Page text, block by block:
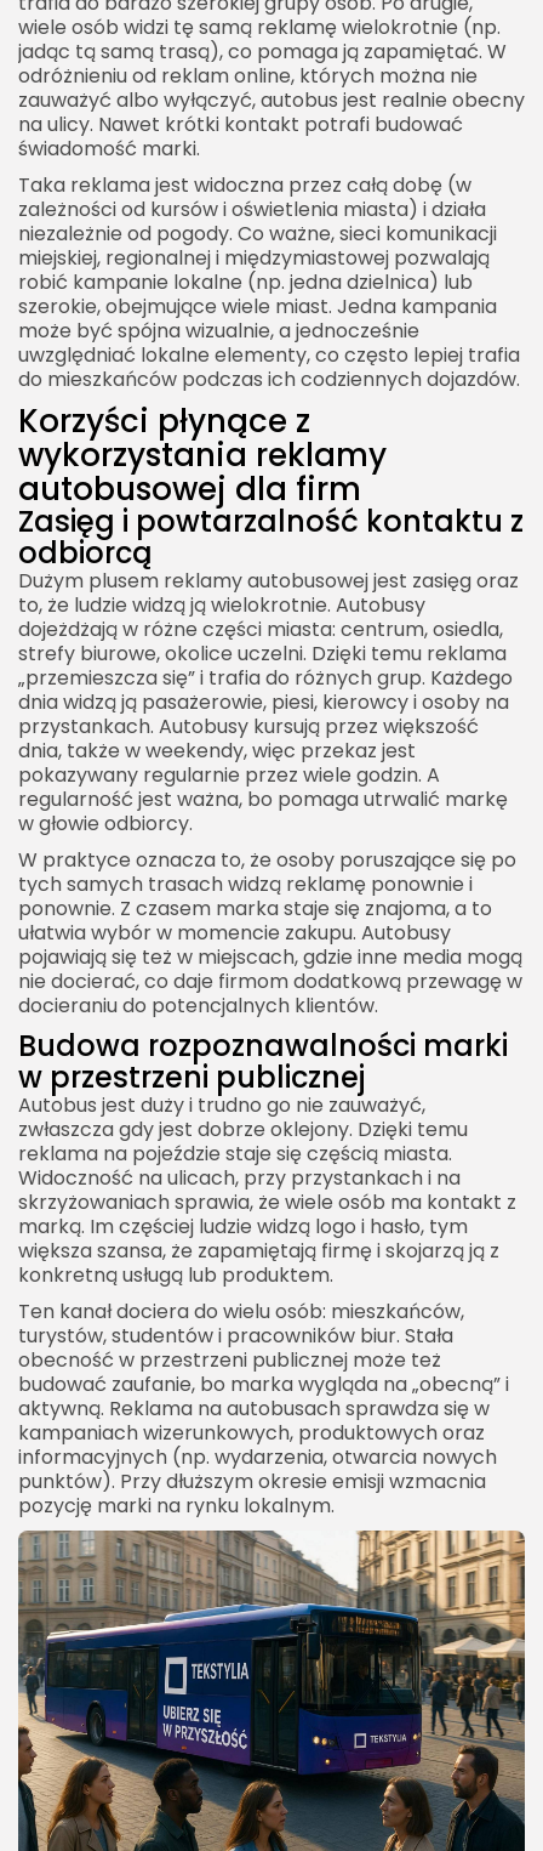
wiele osób widzi tę samą reklamę wielokrotnie (np.
jadąc tą samą trasą), co pomaga ją zapamiętać. W
odróżnieniu od reklam online, których można nie
zauważyć albo wyłączyć, autobus jest realnie obecny
na ulicy. Nawet krótki kontakt potrafi budować
świadomość marki.
Taka reklama jest widoczna przez całą dobę (w
zależności od kursów i oświetlenia miasta) i działa
niezależnie od pogody. Co ważne, sieci komunikacji
miejskiej, regionalnej i międzymiastowej pozwalają
robić kampanie lokalne (np. jedna dzielnica) lub
szerokie, obejmujące wiele miast. Jedna kampania
może być spójna wizualnie, a jednocześnie
uwzględniać lokalne elementy, co często lepiej trafia
do mieszkańców podczas ich codziennych dojazdów.
Korzyści płynące z
wykorzystania reklamy
autobusowej dla firm
Zasięg i powtarzalność kontaktu z
odbiorcą
Dużym plusem reklamy autobusowej jest zasięg oraz
to, że ludzie widzą ją wielokrotnie. Autobusy
dojeżdżają w różne części miasta: centrum, osiedla,
strefy biurowe, okolice uczelni. Dzięki temu reklama
„przemieszcza się” i trafia do różnych grup. Każdego
dnia widzą ją pasażerowie, piesi, kierowcy i osoby na
przystankach. Autobusy kursują przez większość
dnia, także w weekendy, więc przekaz jest
pokazywany regularnie przez wiele godzin. A
regularność jest ważna, bo pomaga utrwalić markę
w głowie odbiorcy.
W praktyce oznacza to, że osoby poruszające się po
tych samych trasach widzą reklamę ponownie i
ponownie. Z czasem marka staje się znajoma, a to
ułatwia wybór w momencie zakupu. Autobusy
pojawiają się też w miejscach, gdzie inne media mogą
nie docierać, co daje firmom dodatkową przewagę w
docieraniu do potencjalnych klientów.
Budowa rozpoznawalności marki
w przestrzeni publicznej
Autobus jest duży i trudno go nie zauważyć,
zwłaszcza gdy jest dobrze oklejony. Dzięki temu
reklama na pojeździe staje się częścią miasta.
Widoczność na ulicach, przy przystankach i na
skrzyżowaniach sprawia, że wiele osób ma kontakt z
marką. Im częściej ludzie widzą logo i hasło, tym
większa szansa, że zapamiętają firmę i skojarzą ją z
konkretną usługą lub produktem.
Ten kanał dociera do wielu osób: mieszkańców,
turystów, studentów i pracowników biur. Stała
obecność w przestrzeni publicznej może też
budować zaufanie, bo marka wygląda na „obecną” i
aktywną. Reklama na autobusach sprawdza się w
kampaniach wizerunkowych, produktowych oraz
informacyjnych (np. wydarzenia, otwarcia nowych
punktów). Przy dłuższym okresie emisji wzmacnia
pozycję marki na rynku lokalnym.